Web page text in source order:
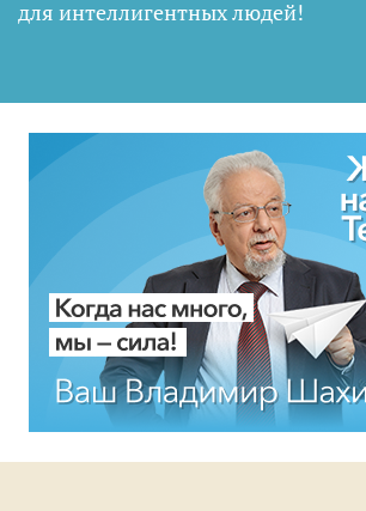
для интеллигентных людей!